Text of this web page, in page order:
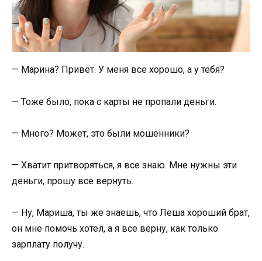
— Марина? Привет. У меня все хорошо, а у тебя?
— Тоже было, пока с карты не пропали деньги.
— Много? Может, это были мошенники?
— Хватит притворяться, я все знаю. Мне нужны эти
деньги, прошу все вернуть.
— Ну, Мариша, ты же знаешь, что Леша хороший брат,
он мне помочь хотел, а я все верну, как только
зарплату получу.